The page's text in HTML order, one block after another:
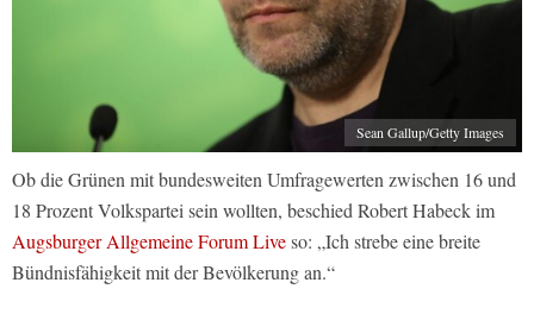
Sean Gallup/Getty Images
Ob die Grünen mit bundesweiten Umfragewerten zwischen 16 und
18 Prozent Volkspartei sein wollten, beschied Robert Habeck im
Augsburger Allgemeine Forum Liveso: „Ich strebe eine breite
Bündnisfähigkeit mit der Bevölkerung an.“